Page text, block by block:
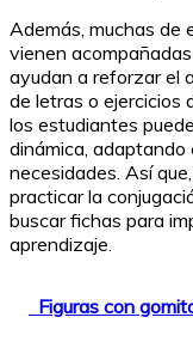
Además, muchas de
vienen
ayudan a reforzar el
de letras o ejercicios
los estudiantes
dinámica, adaptando
necesidades. Así
practicar la
buscar fichas para
aprendizaje.
Figuras con